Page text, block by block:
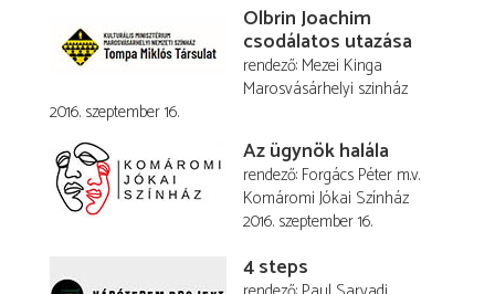
Olbrin Joachim
csodálatos utazása
rendező Mezei Kinga
Marosvásárhelyi szinház
2016. szeptember 16.
Az ügynök halála
rendező Forgács Péter m.v.
Komáromi Jókai Színház
2016. szeptember 16.
4 steps